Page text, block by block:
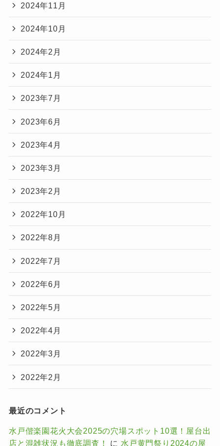
2024年11月
2024年10月
2024年2月
2024年1月
2023年7月
2023年6月
2023年4月
2023年3月
2023年2月
2022年10月
2022年8月
2022年7月
2022年6月
2022年5月
2022年4月
2022年3月
2022年2月
最近のコメント
水戸偕楽園花火大会2025の穴場スポット10選！屋台出
店と混雑状況も徹底調査！
に 水戸黄門祭り2024の屋